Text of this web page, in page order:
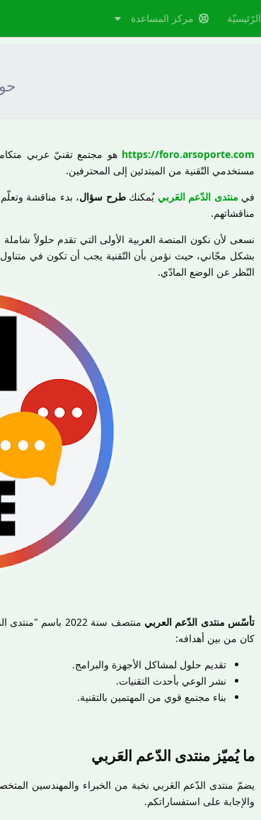
الرّئيسيّة مركز المساعدة
https://foro.arsoporte.com هو مجتمع تقنيّ عربي
مستخدمي التّقنية من المبتدئين إلى المحترفين.
في منتدى الدّعم العَربي يُمكنكطرح سؤال، بدء مناقشة
مناقشاتهم.
نسعى لأن نكون المنصة العربية الأولى التي تقدم حلولاً
بشكل مجّاني، حيث نؤمن بأن التّقنية يجب أن تكون في متناول
النّظر عن الوضع المادّي.
تأسّس منتدى الدّعم العربي
منتصف سنة 2022
كان من بين أهدافه:
تقديم حلول لمشاكل الأجهزة والبرامج.
نشر الوعي بأحدث التقنيات.
بناء مجتمع قوي من المهتمين بالتقنية.
ما يُميّز منتدى الدّعم العَربي
يضمّ منتدى الدّعم العَربي نخبة من الخبراء والمهندسين
والإجابة على استفساراتكم.